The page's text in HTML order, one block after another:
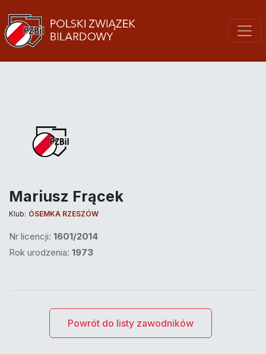
Mariusz Frącek
Klub: ÓSEMKA RZESZÓW
Nr licencji: 1601/2014
Rok urodzenia: 1973
Powrót do listy zawodników